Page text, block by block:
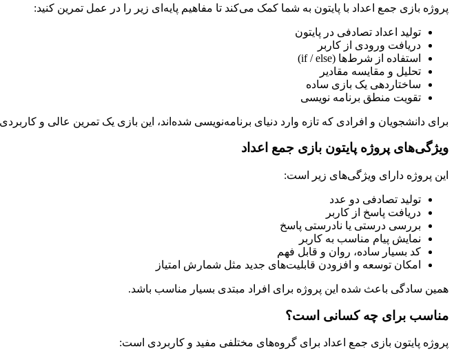
پروژه بازی جمع اعداد با پایتون به شما کمک می‌کند تا مفاهیم پایه‌ای زیر را در عمل تمرین کنید:
تولید اعداد تصادفی در پایتون
دریافت ورودی از کاربر
استفاده از شرط‌ها (if / else)
تحلیل و مقایسه مقادیر
ساختاردهی یک بازی ساده
تقویت منطق برنامه نویسی
برای دانشجویان و افرادی که تازه وارد دنیای برنامه‌نویسی شده‌اند، این بازی یک تمرین عالی و
ویژگی‌های پروژه پایتون بازی جمع اعداد
این پروژه دارای ویژگی‌های زیر است:
تولید تصادفی دو عدد
دریافت پاسخ از کاربر
بررسی درستی یا نادرستی پاسخ
نمایش پیام مناسب به کاربر
کد بسیار ساده، روان و قابل فهم
امکان توسعه و افزودن قابلیت‌های جدید مثل شمارش امتیاز
همین سادگی باعث شده این پروژه برای افراد مبتدی بسیار مناسب باشد.
مناسب برای چه کسانی است؟
پروژه پایتون بازی جمع اعداد برای گروه‌های مختلفی مفید و کاربردی است: